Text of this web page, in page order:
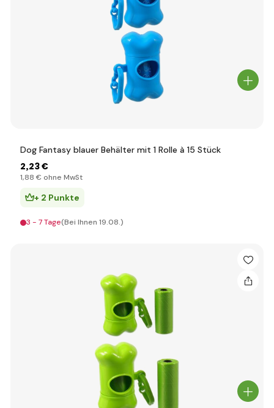
Dog Fantasy blauer Behälter mit 1 Rolle à 15 Stück
2,23 €
1,88 € ohne MwSt
+ 2 Punkte
3 - 7 Tage(Bei Ihnen 19.08.)